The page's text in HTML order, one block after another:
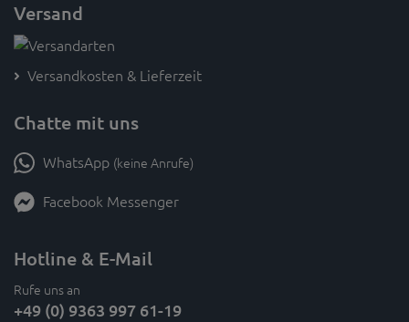
Versand
Versandkosten & Lieferzeit
Chatte mit uns
WhatsApp (keine Anrufe)
Facebook Messenger
Hotline & E-Mail
Rufe uns an
+49 (0) 9363 997 61-19